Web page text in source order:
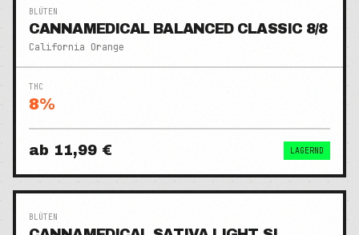
BLÜTEN
CANNAMEDICAL BALANCED CLASSIC 8/8
California Orange
THC
8%
ab 11,99 € LAGERND
BLÜTEN